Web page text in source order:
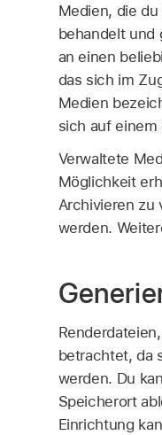
Medien, die
behandelt und
an einen
das sich im
Medien
sich auf
Verwaltete
Möglichkeit
Archivieren zu
werden.
betrachtet, da
werden. Du
Speicherort
Einrichtung